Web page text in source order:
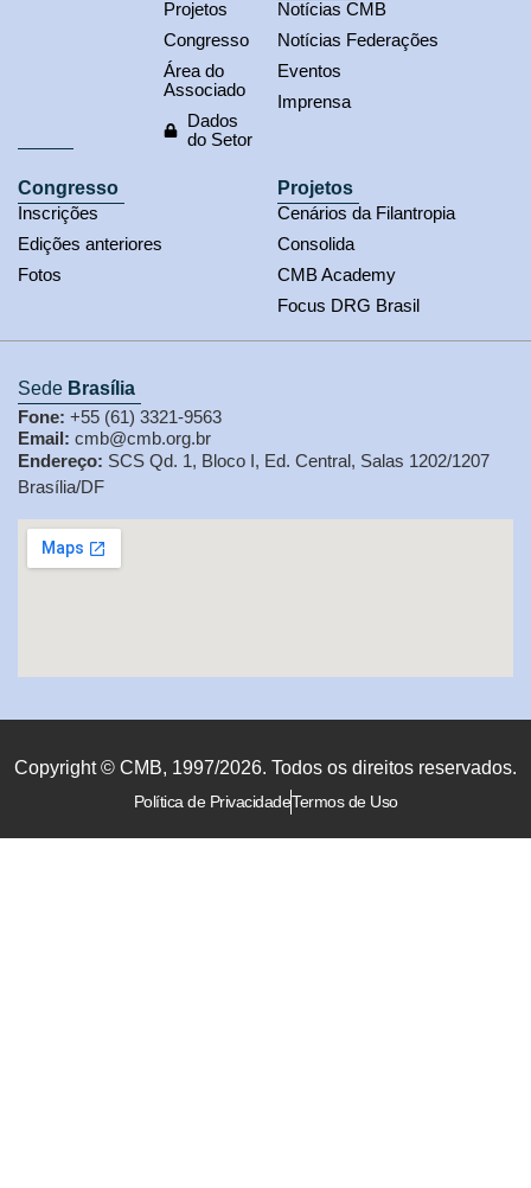
Projetos
Congresso
Área do
Associado
Dados
do Setor
Notícias CMB
Notícias Federações
Eventos
Imprensa
Congresso
Inscrições
Edições anteriores
Fotos
Projetos
Cenários da Filantropia
Consolida
CMB Academy
Focus DRG Brasil
Sede Brasília
Fone: +55 (61) 3321-9563
Email: cmb@cmb.org.br
Endereço: SCS Qd. 1, Bloco I, Ed. Central, Salas 1202/1207
Brasília/DF
Copyright © CMB, 1997/2026. Todos os direitos reservados.
Política de PrivacidadeTermos de Uso